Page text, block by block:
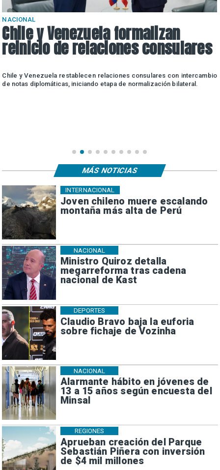
NACIONAL
Chile y Venezuela formalizan
reinicio de relaciones consulares
Chile y Venezuela restablecen relaciones consulares con intercambio
de notas diplomáticas, iniciando etapa de normalización bilateral.
Joven chileno muere escalando
montaña más alta de Perú
INTERNACIONAL
Ministro Quiroz detalla
megarreforma tras cadena
nacional de Kast
NACIONAL
Claudio Bravo baja la euforia
sobre fichaje de Vozinha
DEPORTES
Alarmante hábito en jóvenes de
13 a 15 años según encuesta del
Minsal
NACIONAL
Aprueban creación del Parque
Sebastián Piñera con inversión
de $4 mil millones
REGIONES
MÁS NOTICIAS